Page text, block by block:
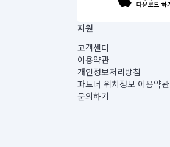
지원
고객센터
이용약관
개인정보처리방침
파트너 위치정보 이용약관
문의하기